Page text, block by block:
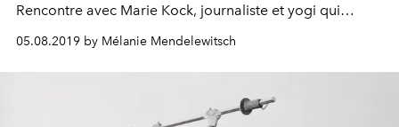
Rencontre avec Marie Kock, journaliste et yogi qui
décrypte les origines du yoga et ses répercussions
tentaculaires sur notre mode de vie contemporain dans
son ouvrage passionnant "Yoga, une histoire-monde."
05.08.2019 by Mélanie Mendelewitsch